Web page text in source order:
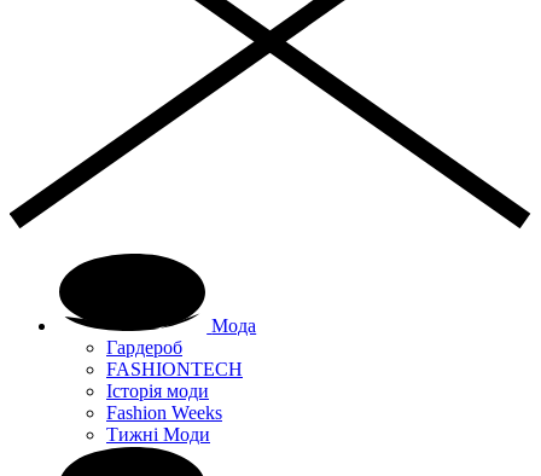
Мода
Гардероб
FASHIONTECH
Історія моди
Fashion Weeks
Тижні Моди